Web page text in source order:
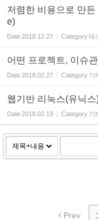
저렴한 비용으로 만
e)
Date2018.12.27 Category테
어떤 프로젝트, 이슈
Date2018.02.27 Category 기
웹기반 리눅스(유닉
Date2018.02.19 Category 기
Prev